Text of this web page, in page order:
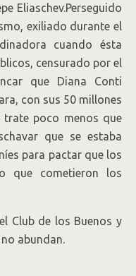
Eliaschev.Perseguido
exiliado durante el
cuando ésta
censurado por el
que Diana Conti
con sus 50 millones
poco menos que
que se estaba
para pactar que los
que cometieron los
Club de los Buenos y
abundan.